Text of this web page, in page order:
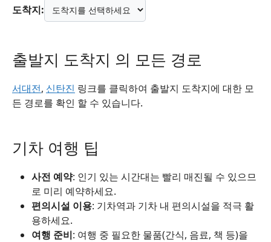
도착지:
출발지 도착지 의 모든 경로
서대전, 신탄진 링크를 클릭하여 출발지 도착지에 대한 모
든 경로를 확인 할 수 있습니다.
기차 여행 팁
사전 예약: 인기 있는 시간대는 빨리 매진될 수 있으므
로 미리 예약하세요.
편의시설 이용: 기차역과 기차 내 편의시설을 적극 활
용하세요.
여행 준비: 여행 중 필요한 물품(간식, 음료, 책 등)을